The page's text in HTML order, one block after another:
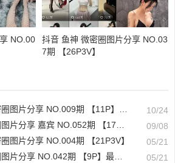
NO.00
抖音 鱼神 微密圈图片分享 NO.03
7期 【26P3V】
NO.009期 【11P】最新至：2024.9.18
10/24
宾 NO.052期 【17P4V】最新至：2024.9.5
09/08
图片分享 NO.004期 【21P3V】
05/21
NO.042期 【9P】最新至：2023.9.15
05/21